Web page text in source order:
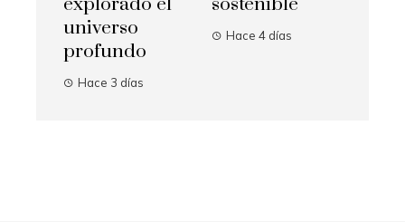
universo
profundo
Hace 3 días
Hace 4 días